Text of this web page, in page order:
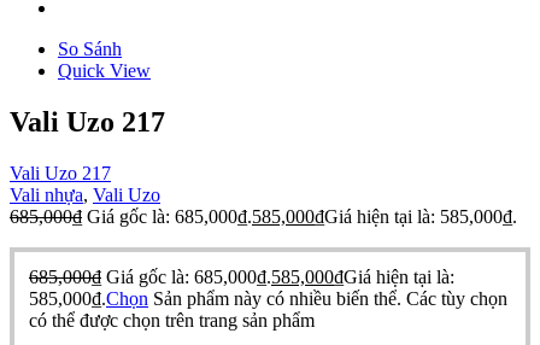
So Sánh
Quick View
Vali Uzo 217
Vali Uzo 217
Vali nhựa, Vali Uzo
685,000₫ Giá gốc là: 685,000₫.585,000₫Giá hiện tại là: 585,000₫.
685,000₫ Giá gốc là: 685,000₫.585,000₫Giá hiện tại là:
585,000₫.Chọn Sản phẩm này có nhiều biến thể. Các tùy chọn
có thể được chọn trên trang sản phẩm